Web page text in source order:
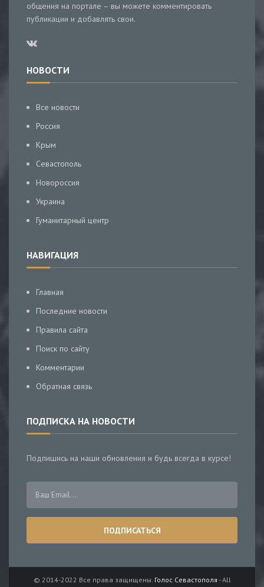
общения на портале – вы можете комментировать
публикации и добавлять свои.
НОВОСТИ
Все новости
Россия
Крым
Севастополь
Новороссия
Украина
Гуманитарный центр
НАВИГАЦИЯ
Главная
Последние новости
Правила сайта
Поиск по сайту
Комментарии
Обратная связь
ПОДПИСКА НА НОВОСТИ
Подпишись на наши обновления и будь всегда в курсе!
© 2014-2022 Все права защищены. Голос Севастополя - All